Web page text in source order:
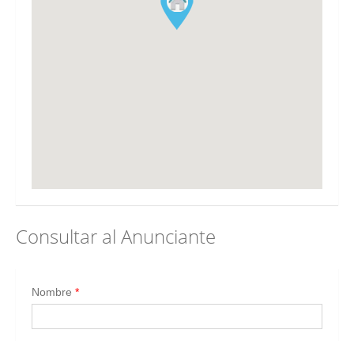
Consultar al Anunciante
Nombre *